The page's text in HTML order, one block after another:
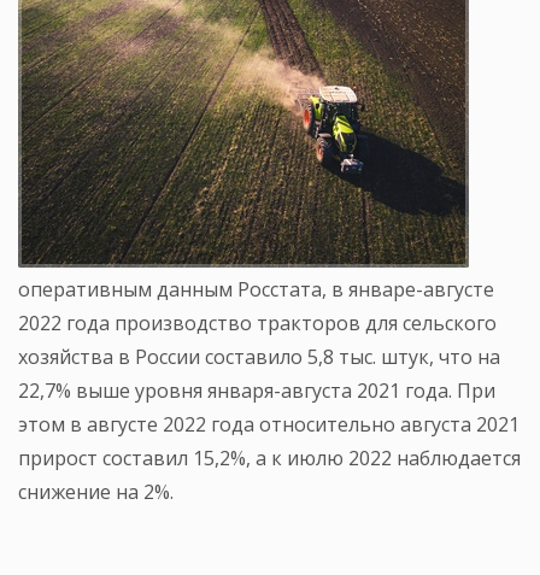
оперативным данным Росстата, в январе-августе
2022 года производство тракторов для сельского
хозяйства в России составило 5,8 тыс. штук, что на
22,7% выше уровня января-августа 2021 года. При
этом в августе 2022 года относительно августа 2021
прирост составил 15,2%, а к июлю 2022 наблюдается
снижение на 2%.